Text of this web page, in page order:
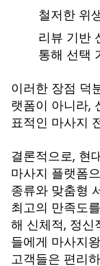
철저한 위
리뷰 기반
통해 선택
이러한 장점 덕
랫폼이 아니라,
표적인 마사지
결론적으로, 현
마사지 플랫폼
종류와 맞춤형
최고의 만족도
해 신체적, 정신
들에게 마사지
고객들은 편리